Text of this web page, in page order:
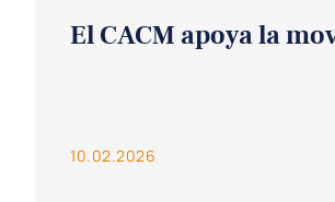
El CACM apoya la
10.02.2026